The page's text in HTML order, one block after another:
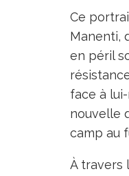
Ce
Manenti,
en péril
face à
nouvelle
camp au
À travers